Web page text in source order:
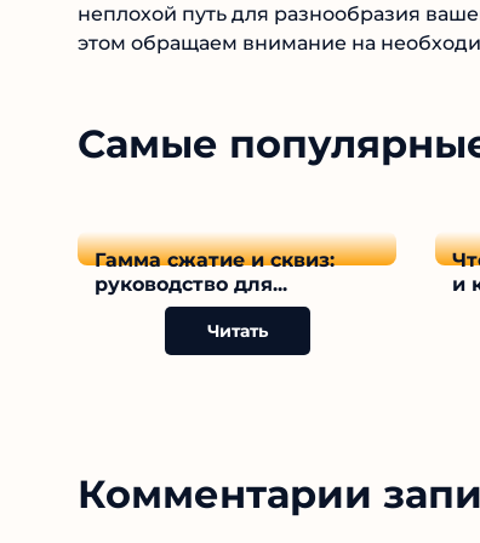
неплохой путь для разнообразия
этом обращаем внимание на
Самые
Гамма сжатие и сквиз:
руководство для...
Читать
и
Комментарии